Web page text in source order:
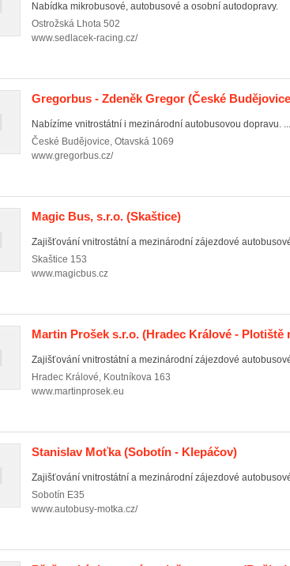
Nabídka mikrobusové, autobusové a osobní autodopravy.
Ostrožská Lhota 502
www.sedlacek-racing.cz/
Gregorbus - Zdeněk Gregor (České
Nabízíme vnitrostátní i mezinárodní autobusovou dopravu. ...
České Budějovice, Otavská 1069
www.gregorbus.cz/
Magic Bus, s.r.o. (Skaštice)
Zajišťování vnitrostátní a mezinárodní zájezdové
Skaštice 153
www.magicbus.cz
Martin Prošek s.r.o. (Hradec Králové - Plotiště
Zajišťování vnitrostátní a mezinárodní zájezdové
Hradec Králové, Koutníkova 163
www.martinprosek.eu
Stanislav Moťka(Sobotín - Klepáčov)
Zajišťování vnitrostátní a mezinárodní zájezdové
Sobotín E35
www.autobusy-motka.cz/